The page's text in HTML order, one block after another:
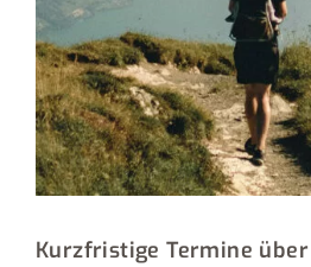
Kurzfristige Termine